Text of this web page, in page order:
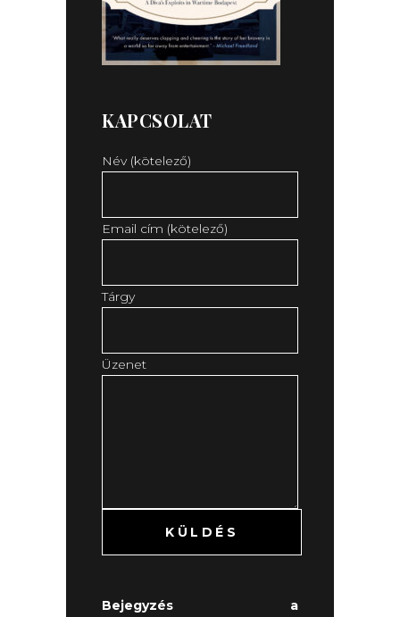
KAPCSOLAT
Név (kötelező)
Email cím (kötelező)
Tárgy
Üzenet
Bejegyzés a